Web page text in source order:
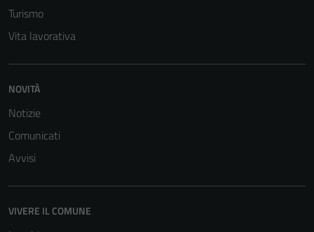
Turismo
Vita lavorativa
NOVITÀ
Notizie
Comunicati
Avvisi
VIVERE IL COMUNE